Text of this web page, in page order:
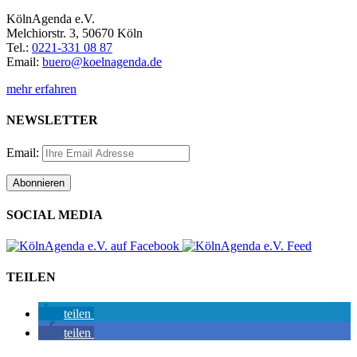
KölnAgenda e.V.
Melchiorstr. 3, 50670 Köln
Tel.: 0221-331 08 87
Email: buero@koelnagenda.de
mehr erfahren
NEWSLETTER
Email:
SOCIAL MEDIA
TEILEN
teilen
teilen